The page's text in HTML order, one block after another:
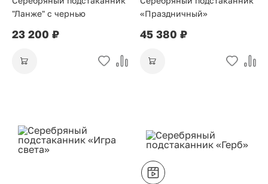
"Ланже" с чернью
23 200 ₽
«Праздничный»
45 380 ₽